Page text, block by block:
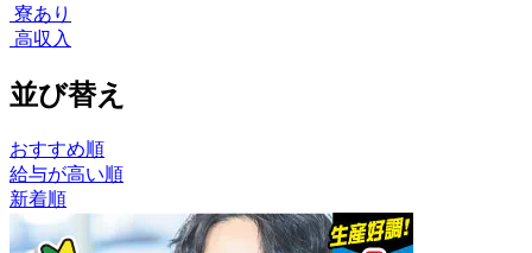
寮あり
高収入
並び替え
おすすめ順
給与が高い順
新着順